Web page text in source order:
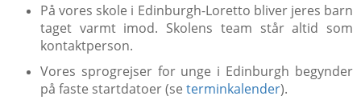
På vores skole i Edinburgh-Loretto bliver jeres barn
taget varmt imod. Skolens team står altid som
kontaktperson.
Vores sprogrejser for unge i Edinburgh begynder
på faste startdatoer (se terminkalender).